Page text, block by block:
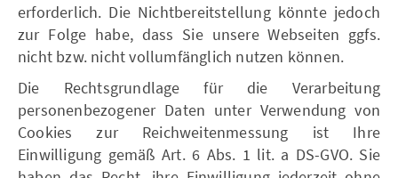
erforderlich. Die Nichtbereitstellung könnte jedoch
zur Folge habe, dass Sie unsere Webseiten ggfs.
nicht bzw. nicht vollumfänglich nutzen können.
Die Rechtsgrundlage für die Verarbeitung
personenbezogener Daten unter Verwendung von
Cookies zur Reichweitenmessung ist Ihre
Einwilligung gemäß Art. 6 Abs. 1 lit. a DS-GVO. Sie